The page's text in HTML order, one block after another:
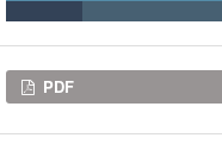
Descargas
PDF